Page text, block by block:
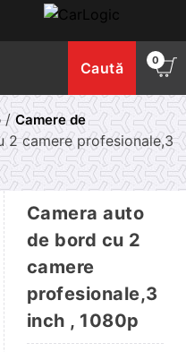
Caută 0
/Camere de
camere profesionale,3
Camera auto
de bord cu 2
camere
profesionale,3
inch , 1080p